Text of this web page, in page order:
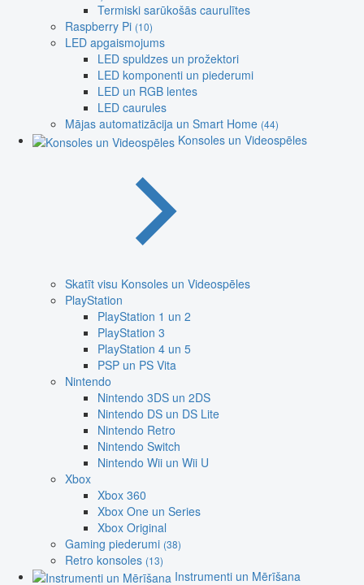
Termiski sarūkošās caurulītes
Raspberry Pi (10)
LED apgaismojums
LED spuldzes un prožektori
LED komponenti un piederumi
LED un RGB lentes
LED caurules
Mājas automatizācija un Smart Home (44)
Konsoles un Videospēles
Skatīt visu Konsoles un Videospēles
PlayStation
PlayStation 1 un 2
PlayStation 3
PlayStation 4 un 5
PSP un PS Vita
Nintendo
Nintendo 3DS un 2DS
Nintendo DS un DS Lite
Nintendo Retro
Nintendo Switch
Nintendo Wii un Wii U
Xbox
Xbox 360
Xbox One un Series
Xbox Original
Gaming piederumi (38)
Retro konsoles (13)
Instrumenti un Mērīšana